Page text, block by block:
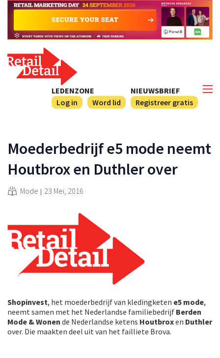
NIEUWSBRIEF
Registreer gratis
LEDENZONE
Log in
Word lid
Moederbedrijf e5 mode neemt
Houtbrox en Duthler over
Mode 23 Mei, 2016
Shopinvest, het moederbedrijf van kledingketen e5 mode,
neemt samen met het Nederlandse familiebedrijf Berden
Mode & Wonen de Nederlandse ketens Houtbroxen Duthler
over. Die maakten deel uit van het failliete Brova.